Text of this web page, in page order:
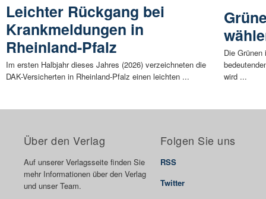
Leichter Rückgang bei
Krankmeldungen in
Rheinland-Pfalz
Im ersten Halbjahr dieses Jahres (2026) verzeichneten die
DAK-Versicherten in Rheinland-Pfalz einen leichten ...
Die
wird ...
Über den Verlag
Auf unserer Verlagsseite finden Sie
mehr Informationen über den Verlag
und unser Team.
Folgen Sie uns
RSS
Twitter